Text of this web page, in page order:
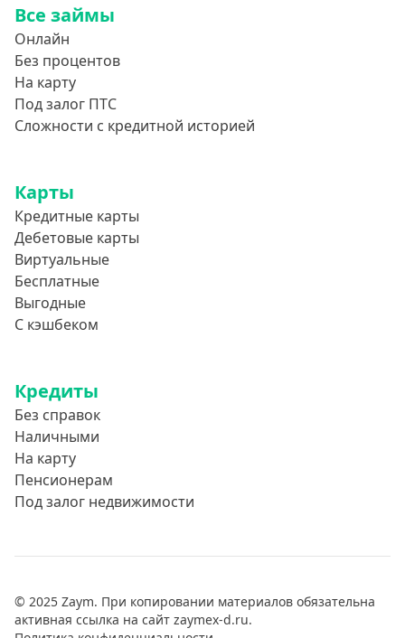
Все займы
Онлайн
Без процентов
На карту
Под залог ПТС
Сложности с кредитной историей
Карты
Кредитные карты
Дебетовые карты
Виртуальные
Бесплатные
Выгодные
С кэшбеком
Кредиты
Без справок
Наличными
На карту
Пенсионерам
Под залог недвижимости
© 2025 Zaym. При копировании материалов обязательна
активная ссылка на сайт zaymex-d.ru.